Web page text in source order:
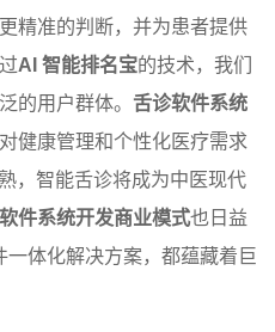
精准的判断，并为患者提供
AI 智能排名宝的技术，我们
的用户群体。 舌诊软件系统
健康管理和个性化医疗需求
，智能舌诊将成为中医现代
件系统开发商业模式也日益
体化解决方案，都蕴藏着巨